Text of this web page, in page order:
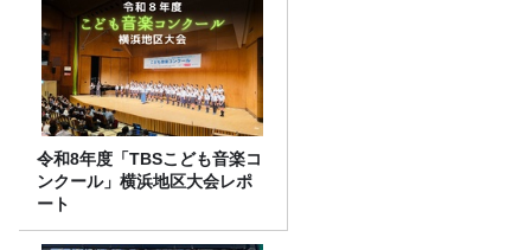
令和8年度「TBSこども音楽コ
ンクール」横浜地区大会レポ
ート